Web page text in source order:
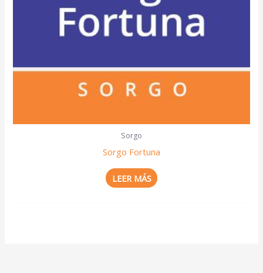
Sorgo
Sorgo Fortuna
LEER MÁS